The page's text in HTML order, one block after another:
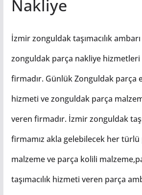
Nakliye
İzmir zonguldak taşımacılık
zonguldak parça nakliye hizmetleri
firmadır. Günlük Zonguldak parça
hizmeti ve zonguldak parça
veren firmadır. İzmir zonguldak
firmamız akla gelebilecek her
malzeme ve parça kolili
taşımacılık hizmeti veren parça